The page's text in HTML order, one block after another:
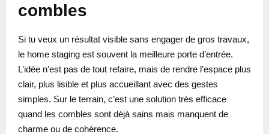
combles
Si tu veux un résultat visible sans engager de gros travaux,
le home staging est souvent la meilleure porte d’entrée.
L’idée n’est pas de tout refaire, mais de rendre l’espace plus
clair, plus lisible et plus accueillant avec des gestes
simples. Sur le terrain, c’est une solution très efficace
quand les combles sont déjà sains mais manquent de
charme ou de cohérence.